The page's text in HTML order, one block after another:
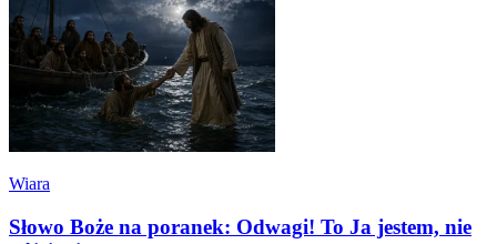
Wiara
Słowo Boże na poranek: Odwagi! To Ja jestem, nie